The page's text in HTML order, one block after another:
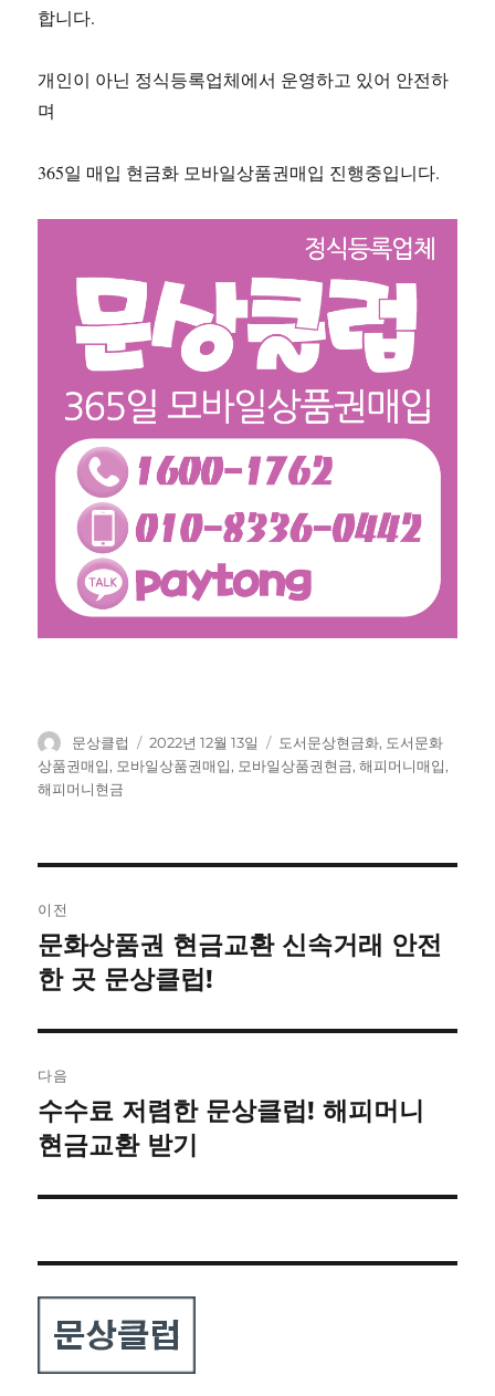
합니다.
개인이 아닌 정식등록업체에서 운영하고 있어 안전하
며
365일 매입 현금화 모바일상품권매입 진행중입니다.
글
쓴
이
문상클럽
작
성
2022년 12월 13일
태
그
도서문상현금화, 도서문화
상품권매입, 모바일상품권매입, 모바일상품권현금,해피머니매입,
해피머니현금
탐
색
이전
이
전
문화상품권 현금교환 신속거래 안전
한 곳 문상클럽!
다음
다
음
수수료 저렴한 문상클럽! 해피머니
현금교환 받기